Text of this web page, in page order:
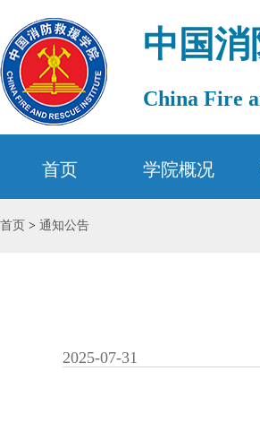
中国
China Fire
首页 学院概况
首页 > 通知公告
2025-07-31